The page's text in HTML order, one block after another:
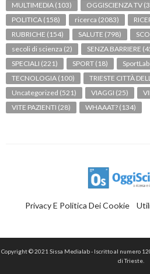
MULTIMEDIA (103) OGGISCIENZA TV
POLITICA (158) ricerca (2083)
RUBRICHE (154) SALUTE (798)
secoli di scienza (2) SENZA BARRIERE
SPECIALI (221) SPORT (18) SportLab
TECNOLOGIA (100) TRIESTE CITTÀ
Uncategorized (521) VIAGGI (25)
VITE PAZIENTI (28) WHAAAT? (134)
Privacy E Politica Dei Cookie
Copyright © 2021 Sissa Medialab - Iscritto al numero
di Trieste.